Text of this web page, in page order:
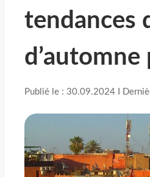
tendances
d’automne
Publié le : 30.09.2024 I